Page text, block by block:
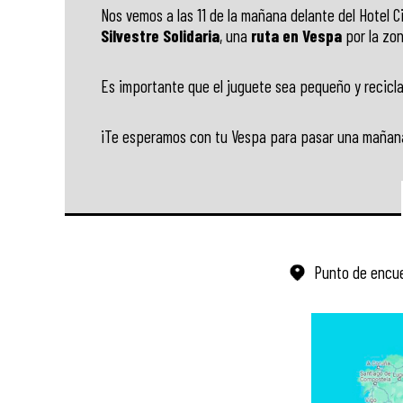
Nos vemos a las 11 de la mañana delante del
Silvestre Solidaria, una ruta en Vespa por la
Es importante que el juguete sea pequeño y
¡Te esperamos con tu Vespa para pasar una
Punto de